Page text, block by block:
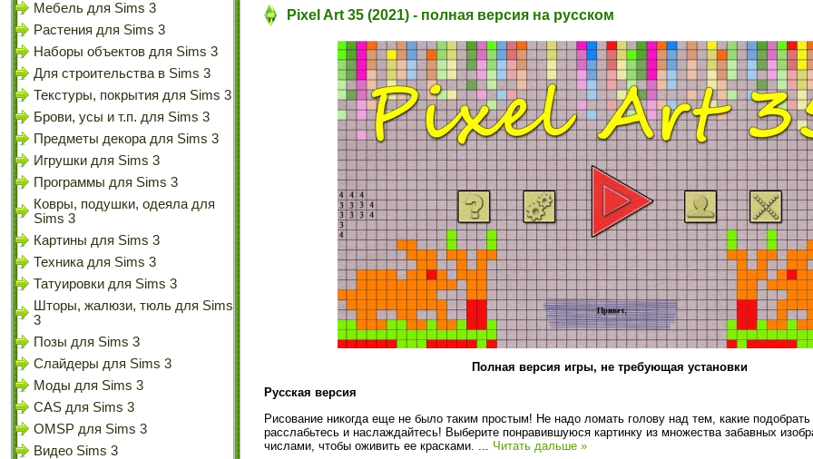
Мебель для Sims 3
Растения для Sims 3
Наборы объектов для Sims 3
Для строительства в Sims 3
Текстуры, покрытия для Sims 3
Брови, усы и т.п. для Sims 3
Предметы декора для Sims 3
Игрушки для Sims 3
Программы для Sims 3
Ковры, подушки, одеяла для
Sims 3
Картины для Sims 3
Техника для Sims 3
Татуировки для Sims 3
Шторы, жалюзи, тюль для Sims
3
Позы для Sims 3
Слайдеры для Sims 3
Моды для Sims 3
CAS для Sims 3
OMSP для Sims 3
Видео Sims 3
Pixel Art 35 (2021) - полная версия на русском
Полная версия игры, не требующая установки
Русская версия
Рисование никогда еще не было таким простым! Не надо ломать голову над тем, какие подобрать
расслабьтесь и наслаждайтесь! Выберите понравившуюся картинку из множества забавных
числами, чтобы оживить ее красками.
Читать дальше »